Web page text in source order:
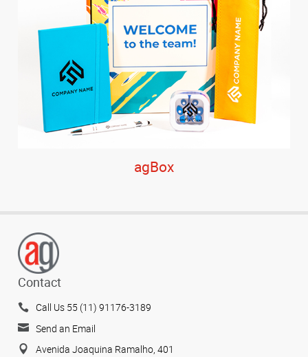
agBox
Contact
Call Us 55 (11) 91176-3189
Send an Email
Avenida Joaquina Ramalho, 401